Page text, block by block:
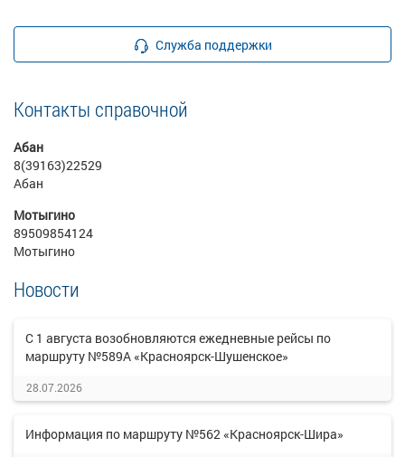
Служба поддержки
Контакты справочной
Абан
8(39163)22529
Абан
Мотыгино
89509854124
Мотыгино
Новости
С 1 августа возобновляются ежедневные рейсы по
маршруту №589А «Красноярск-Шушенское»
28.07.2026
Информация по маршруту №562 «Красноярск-Шира»